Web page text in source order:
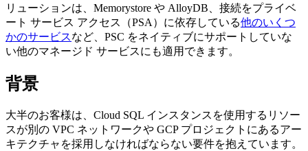
リューションは、Memorystore や AlloyDB、接続をプライベ
ート サービス アクセス（PSA）に依存している他のいくつ
かのサービスなど、PSC をネイティブにサポートしていな
い他のマネージド サービスにも適用できます。
背景
大半のお客様は、Cloud SQL インスタンスを使用するリソー
スが別の VPC ネットワークや GCP プロジェクトにあるアー
キテクチャを採用しなければならない要件を抱えています。